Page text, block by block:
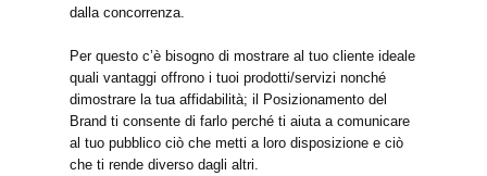
dalla concorrenza.
Per questo c’è bisogno di mostrare al tuo cliente ideale
quali vantaggi offrono i tuoi prodotti/servizi nonché
dimostrare la tua affidabilità; il Posizionamento del
Brand ti consente di farlo perché ti aiuta a comunicare
al tuo pubblico ciò che metti a loro disposizione e ciò
che ti rende diverso dagli altri.